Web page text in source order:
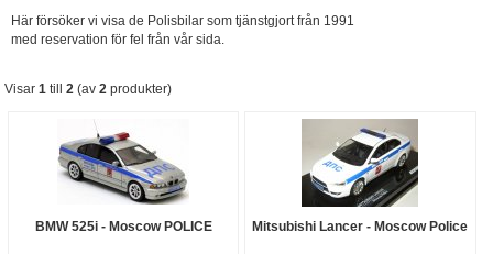
Här försöker vi visa de Polisbilar som tjänstgjort från 1991
med reservation för fel från vår sida.
Visar1 till2 (av2 produkter)
BMW 525i - Moscow POLICE Mitsubishi Lancer - Moscow Police